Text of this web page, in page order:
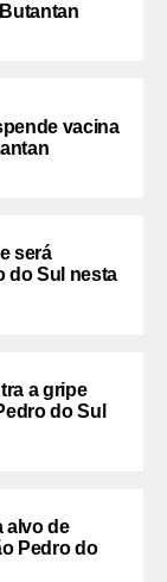
vacina
será
do Sul nesta
a gripe
do Sul
alvo de
Pedro do